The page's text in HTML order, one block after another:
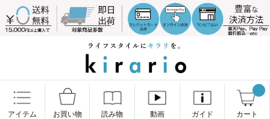
アイテム お買い物 読み物 動画 ガイド カート